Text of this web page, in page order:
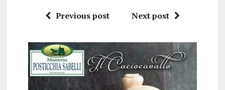
Previous post Next post